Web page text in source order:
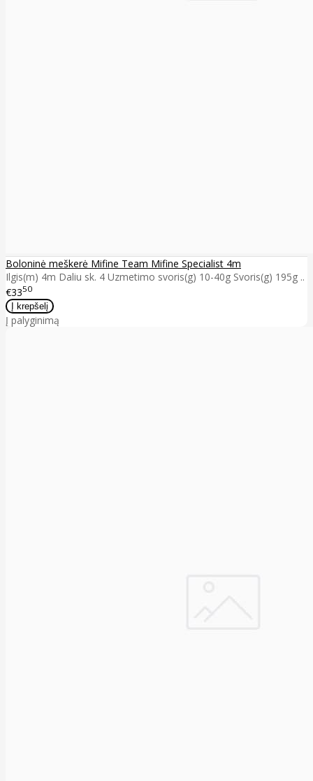
Boloninė meškerė Mifine Team Mifine Specialist 4m
Ilgis(m) 4m Daliu sk. 4 Uzmetimo svoris(g) 10-40g Svoris(g) 195g ..
€3350
Į palyginimą